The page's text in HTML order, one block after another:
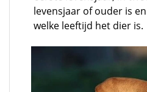
levensjaar of ouder is
welke leeftijd het dier is.